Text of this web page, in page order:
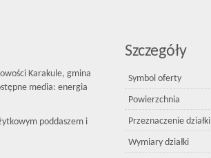
Karakule, gmina
media: energia
poddaszem i
Szczegóły
Symbol oferty
Powierzchnia
Przeznaczenie działki
Wymiary działki